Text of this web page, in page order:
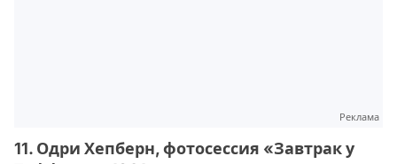
Реклама
11. Одри Хепберн, фотосессия «Завтрак у